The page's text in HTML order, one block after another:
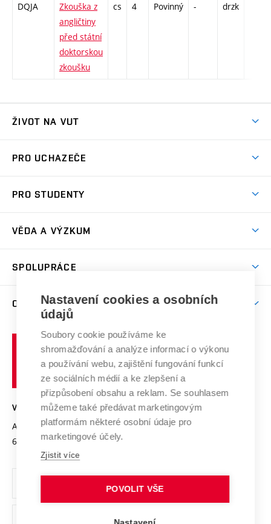
DQJA
Zkouška z
angličtiny
před státní
doktorskou
zkoušku
cs 4 Povinný - drzk
ŽIVOT NA VUT
Koleje
Sport na VUT
Brno
PRO UCHAZEČE
Dny otevřených dveří
Celoživotní vzdělávání
E-přihláška
PRO STUDENTY
Harmonogram akademického roku
Závěrečné práce
Doktorské studium
Zpracování osobních údajů studentů
Sociální bezpečí
Studium bez bariér
Podpora podnikání
VĚDA A VÝZKUM
Mezinárodní vědecká rada
Systém zajišťování kvality výzkumu
Výzkumné infrastruktury
Transfer znalostí
Open Science
Projekty
Projekty ze strukturálních fondů
Specifický výzkum
SPOLUPRÁCE
Zahraniční spolupráce
Spolupráce se školami
Služby univerzity
Mezinárodní dohody
Univerzitní sítě
O UNIVERZITĚ
Profil univerzity
Udržitelná univerzita
Podnikavá univerzita / ContriBUTe
Bezpečná univerzita
Vyznamenání
Organizační struktura
Ochrana osobních údajů
učení
technické
VYSOKÉ UČENÍ TECHNICKÉ V BRNĚ
Antonínská 548/1
602 00 Brno
www.vut.cz
vut@vutbr.cz
Nastavení cookies a osobních
údajů
Soubory cookie používáme ke
shromažďování a analýze informací o výkonu
a používání webu, zajištění fungování funkcí
ze sociálních médií a ke zlepšení a
přizpůsobení obsahu a reklam. Se souhlasem
můžeme také předávat marketingovým
platformám některé osobní údaje pro
marketingové účely.
Zjistit více
POVOLIT VŠE